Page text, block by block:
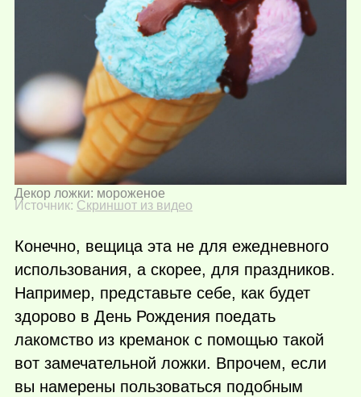
Декор ложки: мороженое
Источник: Скриншот из видео
Конечно, вещица эта не для ежедневного
использования, а скорее, для праздников.
Например, представьте себе, как будет
здорово в День Рождения поедать
лакомство из креманок с помощью такой
вот замечательной ложки. Впрочем, если
вы намерены пользоваться подобным